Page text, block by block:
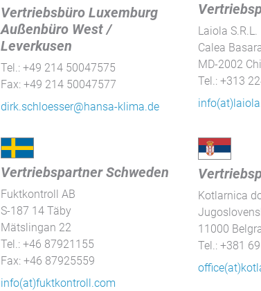
Vertriebsbüro Luxemburg
Außenbüro West /
Leverkusen
Tel.: +49 214 50047575
Fax: +49 214 50047577
dirk.schloesser@hansa-klima.de
Laiola S.R.L.
Calea
MD-2002
Tel.: +313
Vertriebspartner Schweden
Fuktkontroll AB
S-187 14 Täby
Mätslingan 22
Tel.: +46 87921155
Fax: +46 87925559
info(at)fuktkontroll.com
Kotlarnica
11000
Tel.: +381